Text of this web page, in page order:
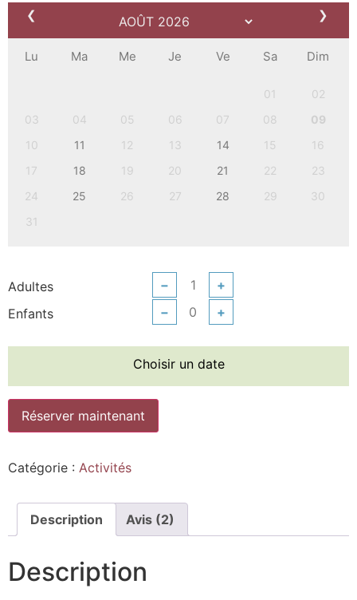
❮ ❯
Lu Ma Me Je Ve Sa Dim
01
02
03
04 05 06 07 08
09
10
11 12 13 14 15
16
17
18 19 20 21 22
23
24
25 26 27 28 29
30
31
Adultes −
+
Enfants
− +
Choisir un date
Réserver maintenant
Catégorie : Activités
Description Avis (2)
Description